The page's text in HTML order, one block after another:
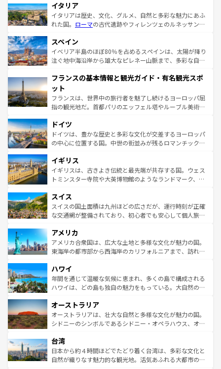
イタリア
イタリアは歴史、文化、グルメ、自然と多彩な魅力にあふ
れた国。 ローマの古代遺跡やフィレンツェのルネッサンス
ろん、トスカーナの美しい田園風景やアマルフィ海岸の絶
景など、自然景観も見逃せない。観光の合間には、本場の
ピザやパスタなど、絶品のイタリア料理を堪能することも
ませてくれるイタリアで、忘れられない旅をしてみよう！
なお、新着のイタリア情報は
しい。
スペイン
イベリア半島のほぼ80％を占めるスペインは、太陽が降り
注ぐ地中海沿岸から雄大なピレネー山脈まで、多彩な自然
文化が根付くこの国では、情熱的なフラメンコ、熱気あふ
れる闘牛、そして美味しいタパスが生活の一部となってい
る。首都マドリードの洗練された雰囲気や、バルセロナの
アートに溢れた街角から、地方では古代ローマ遺跡や中世
せる。地方によって風土や気候が異なるスペインはその個
性で訪れる人を魅了する。 なお、新着のスペイン情報は コ
ンテンツ一覧を参照してほしい。
フランスの基本情報と観光ガイド・有名観光スポ
ット
フランスは、世界中の旅行者を魅了し続けるヨーロッパ屈
指の観光地だ。首都パリのエッフェル塔やルーブル美術館
で、幅広い魅力が詰まっている。華麗な宮殿、歴史的な大
聖堂、美しいビーチ、そして豊かな自然が、訪れる者を心
から魅了する。また、フランスは美食の国としても知ら
いる。シャンパンの発祥地であるランス、プロヴァンスの
香り高いラベンダー畑など、多彩な楽しみ方が可能だ。さ
らに、パリ以外の地域にも魅力が溢れており、どの街角に
れる地方に足を運ぶとそれぞれで全く異なる文化を体験で
きるだろう。 なお、新着のフランス情報はコンテンツ一覧
を参照してほしい。
ドイツ
ドイツは、豊かな歴史と多彩な文化が交差するヨーロッパ
の中心に位置する国。中世の街並みが残るロマンチック街
顔を持つこの国は、どこを歩いても飽きることがない。ベ
ルリンの文化的活気、バイエルン州のアルプスの絶景、そ
してライン川沿いのワイン畑といった風景は必見。ビール
は、お酒好きな人にはぜひ体験してほしい。 なお、新着の
ドイツ情報はコンテンツ一覧を参照してほしい。
イギリス
イギリスは、古きよき伝統と最先端が共存する国。ウェス
トミンスター寺院や大英博物館のようなランドマーク、歴
リアごとに異なる魅力がある。また、優雅なアフタヌーン
ティー、ビール好きにはたまらない英国パブ、サッカー観
戦など、本場だからこそできる体験も豊富。イギリスを旅
ンツ一覧を参照してほしい。
スイス
スイスの国土面積は九州ほどの広さだが、運行時刻が正確
な交通網が整備されており、初心者でも安心して個人旅行
の建物がそのまま残る町や、スイスならではのユニークな
博物館もあり、アルプス観光だけでなく町歩きも満喫する
ことができる。国民の所得が高いため物価も高いが、旅行
ば市内交通費無料で観光を楽しむこともできる。 なお、新
着のスイス情報はコンテンツ一覧 を参照してほしい。
アメリカ
アメリカ合衆国は、広大な土地と多様な文化が魅力の国。
東海岸の都市部から西海岸のカリフォルニアまで、訪れる
のような巨大都市は、観光、ショッピング、エンターテイ
ンメントが詰まった刺激的なスポットだ。一方、アメリカ
西部には大自然が広がり、グランドキャニオンやイエロー
部のニューオーリンズでは、音楽と美食が融合した独特の
文化が魅力。旅行者はアメリカの各地域で異なる魅力を楽
しみながら、その多様性と豊かな歴史を感じることができ
ならではの贅沢な旅のスタイルだ。 なお、新着のアメリカ
情報はコンテンツ一覧を参照してほしい。
ハワイ
年間を通じて温暖な気候に恵まれ、多くの島で構成される
ハワイは、どの島も独自の魅力をもっている。大自然の神
ワイ島は見逃せない。また、定番の観光地といえばオアフ
島だが、静かな自然を求めるならマウイ島やカウアイ島が
おすすめ。エメラルドグリーンに輝く海をはじめ、豊かな
れるおもてなしの心で訪れる人々を迎えてくれるハワイの
人々、おいしいローカルフードやハワイアンミュージッ
ク、伝統的なフラダンスなど、すべてがハワイの魅力を彩
オーストラリア
オーストラリアは、壮大な自然と多様な文化が魅力の国。
シドニーのシンボルであるシドニー・オペラハウス、オー
リアリーフや大陸中央部にそびえるウルル（エアーズロッ
ク）、タスマニアの美しい原生林やケアンズの熱帯雨林な
ど、見どころがたくさん。また、カフェやワイン、オージ
台湾
日本から約４時間ほどでたどり着く台湾は、多彩な文化と
自然が織りなす魅力的な観光地。活気あふれる大都市の台